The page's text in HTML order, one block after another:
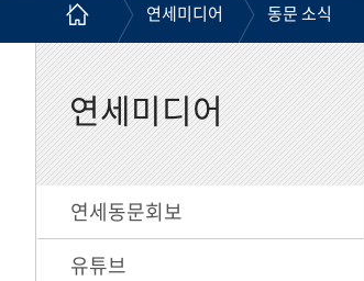
연세미디어 동문 소식
연세미디어
연세동문회보
유튜브